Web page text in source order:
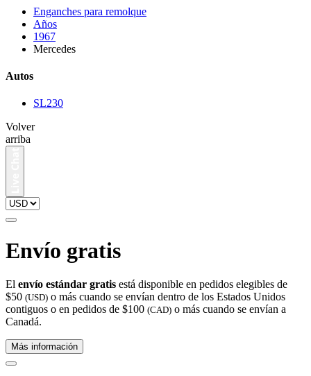
Enganches para remolque
Años
1967
Mercedes
Autos
SL230
Volver
arriba
Envío gratis
El envío estándar gratis está disponible en pedidos elegibles de
$50 (USD) o más cuando se envían dentro de los Estados Unidos
contiguos o en pedidos de $100 (CAD) o más cuando se envían a
Canadá.
Más información